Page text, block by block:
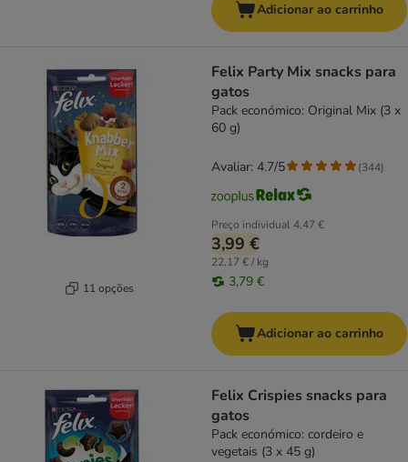
Adicionar ao carrinho
11 opções
Felix Party Mix snacks para
gatos
Pack económico: Original Mix (3 x
60 g)
Preço individual4,47 €
3,99 €
22,17 € / kg
3,79 €
Avaliar: 4.7/5 (344)
Adicionar ao carrinho
Felix Crispies snacks para
gatos
Pack económico: cordeiro e
vegetais (3 x 45 g)